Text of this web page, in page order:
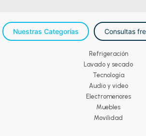
Nuestras Categorías Consultas
Refrigeración
Lavado y secado
Tecnología
Audio y video
Electromenores
Muebles
Movilidad